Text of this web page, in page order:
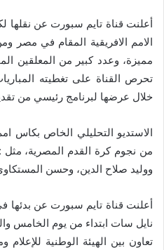
أعلنت قناة تايم سبورت عن نقلها
الامم الافريقية المقام في مصر
مميزة، وعدد كبير من المعلقين
تحرص القناة على تغطيته
خلال عرضها لبرنامج رئيسي من
الاستديو التحليلي الخاص بكاس
من نجوم كرة القدم المصرية، مثل
ووليد صلاح الدين، وحسن
أعلنت قناة تايم سبورت عن بدئها
نايل سات ابتداء من يوم الخامس
تعاون بين الهيئة الوطنية